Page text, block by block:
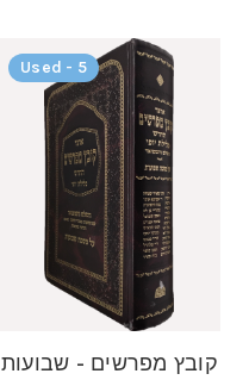
Used - 5
קובץ מפרשים - שבועות